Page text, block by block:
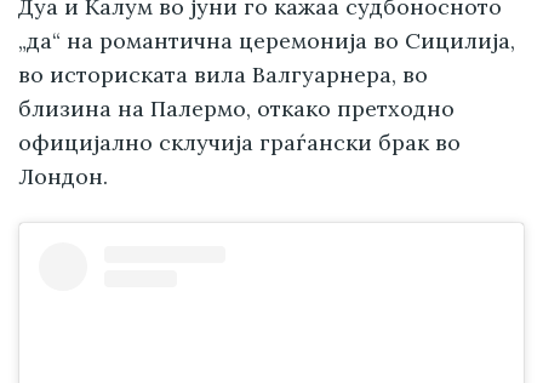
Дуа и Калум во јуни го кажаа судбоносното
„да“ на романтична церемонија во Сицилија,
во историската вила Валгуарнера, во
близина на Палермо, откако претходно
официјално склучија граѓански брак во
Лондон.